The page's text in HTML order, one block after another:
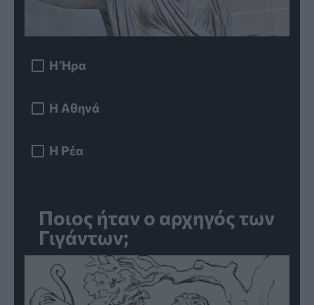
Η Ήρα
Η Αθηνά
Η Ρέα
Ποιος ήταν ο αρχηγός των
Γιγάντων;